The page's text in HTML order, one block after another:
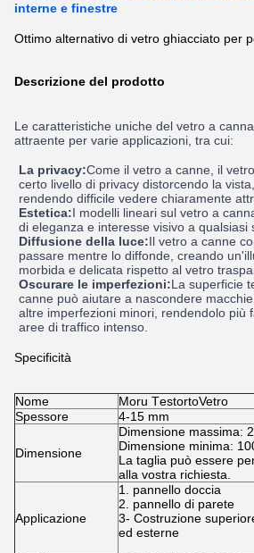
interne e finestre
Ottimo alternativo di vetro ghiacciato per
Descrizione del prodotto
Le caratteristiche uniche del vetro a
attraente per varie applicazioni, tra cui:
La privacy:Come il vetro a canne, il
certo livello di privacy distorcendo la
rendendo difficile vedere chiaramente
Estetica:I modelli lineari sul vetro a
di eleganza e interesse visivo a qualsiasi
Diffusione della luce:Il vetro a canne
passare mentre lo diffonde, creando
morbida e delicata rispetto al vetro
Oscurare le imperfezioni:La superficie
canne può aiutare a nascondere
altre imperfezioni minori, rendendolo più
aree di traffico intenso.
Specificità
Nome Moru TestortoVetro
Spessore
4-15 mm
Dimensione
Dimensione massima:
Dimensione minima:
La taglia può essere
alla vostra richiesta.
Applicazione
1. pannello doccia
2. pannello di parete
3- Costruzione
ed esterne